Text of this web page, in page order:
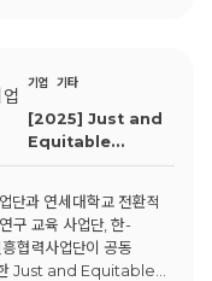
for Urban
에 대해 발표함.
기업 기타
[2025] Just and
Equitable
Climate Talk
단과 연세대학교 전환적
구 교육 사업단, 한-
협력사업단이 공동
Just and Equitable